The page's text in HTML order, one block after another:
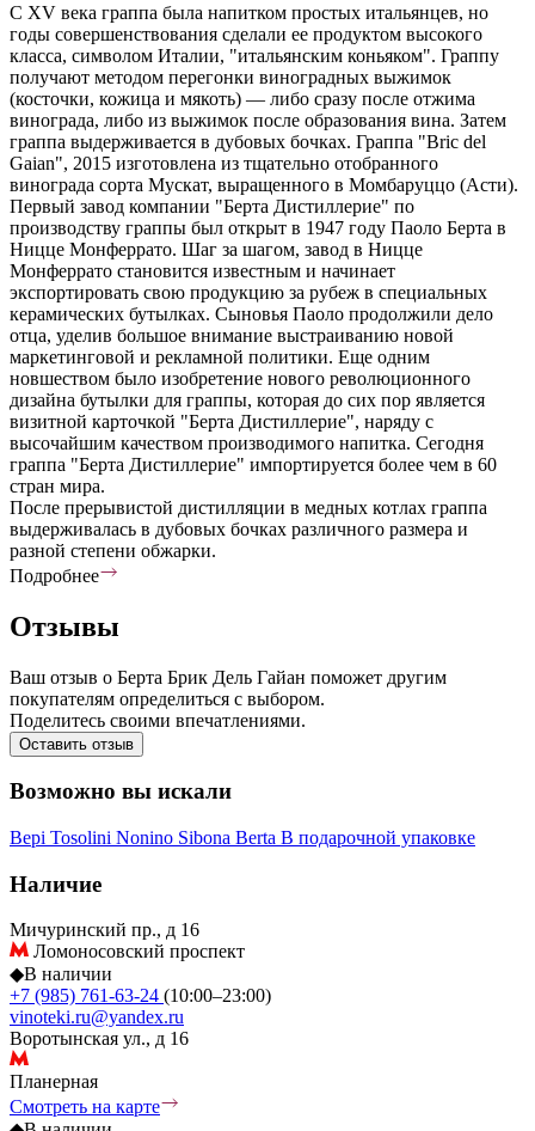
С XV века граппа была напитком простых итальянцев, но
годы совершенствования сделали ее продуктом высокого
класса, символом Италии, "итальянским коньяком". Граппу
получают методом перегонки виноградных выжимок
(косточки, кожица и мякоть) — либо сразу после отжима
винограда, либо из выжимок после образования вина. Затем
граппа выдерживается в дубовых бочках. Граппа "Bric del
Gaian", 2015 изготовлена из тщательно отобранного
винограда сорта Мускат, выращенного в Момбаруццо (Асти).
Первый завод компании "Берта Дистиллерие" по
производству граппы был открыт в 1947 году Паоло Берта в
Ницце Монферрато. Шаг за шагом, завод в Ницце
Монферрато становится известным и начинает
экспортировать свою продукцию за рубеж в специальных
керамических бутылках. Сыновья Паоло продолжили дело
отца, уделив большое внимание выстраиванию новой
маркетинговой и рекламной политики. Еще одним
новшеством было изобретение нового революционного
дизайна бутылки для граппы, которая до сих пор является
визитной карточкой "Берта Дистиллерие", наряду с
высочайшим качеством производимого напитка. Сегодня
граппа "Берта Дистиллерие" импортируется более чем в 60
стран мира.
После прерывистой дистилляции в медных котлах граппа
выдерживалась в дубовых бочках различного размера и
разной степени обжарки.
Подробнее
Отзывы
Ваш отзыв о Берта Брик Дель Гайан поможет другим
покупателям определиться с выбором.
Поделитесь своими впечатлениями.
Оставить отзыв
Возможно вы искали
Bepi Tosolini Nonino Sibona Berta В подарочной упаковке
Наличие
Мичуринский пр., д 16
Ломоносовский проспект
◆В наличии
+7 (985) 761-63-24 (10:00–23:00)
vinoteki.ru@yandex.ru
Воротынская ул., д 16
Планерная
Смотреть на карте